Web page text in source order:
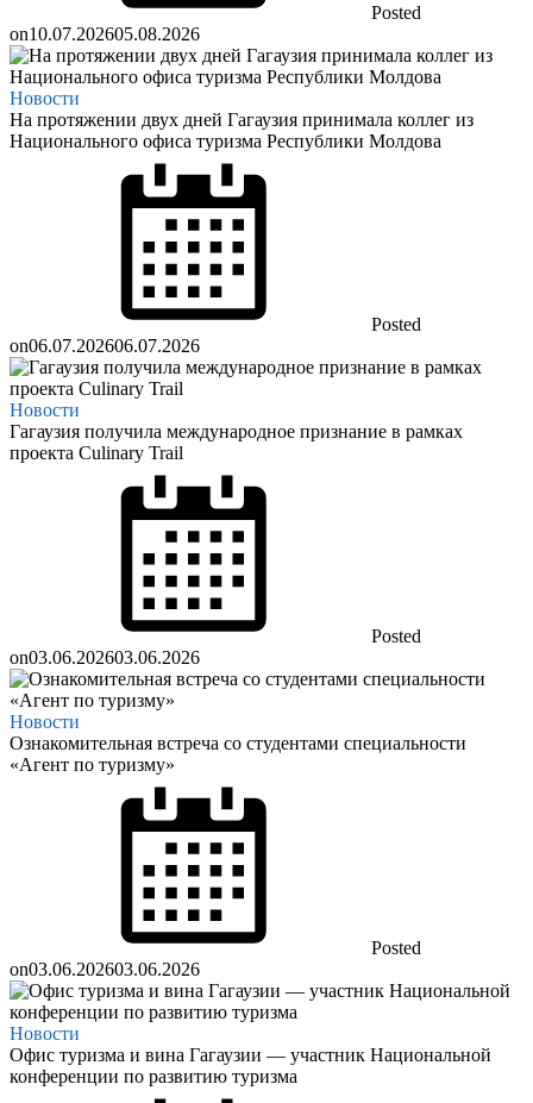
Posted
on10.07.202605.08.2026
Новости
На протяжении двух дней Гагаузия принимала коллег из
Национального офиса туризма Республики Молдова
Posted
on06.07.202606.07.2026
Новости
Гагаузия получила международное признание в рамках
проекта Culinary Trail
Posted
on03.06.202603.06.2026
Новости
Ознакомительная встреча со студентами специальности
«Агент по туризму»
Posted
on03.06.202603.06.2026
Новости
Офис туризма и вина Гагаузии — участник Национальной
конференции по развитию туризма